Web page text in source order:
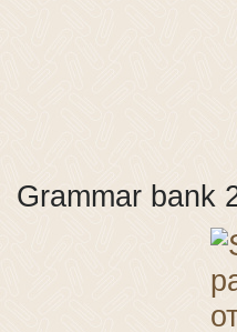
Grammar bank